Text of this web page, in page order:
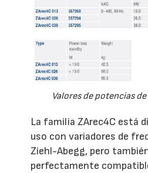
Valores de potencias
La familia ZArec4C está
uso con variadores de
Ziehl-Abegg, pero
perfectamente